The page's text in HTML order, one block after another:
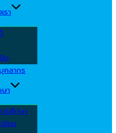
รา
น
คลากร
า
รศึกษา
รียน